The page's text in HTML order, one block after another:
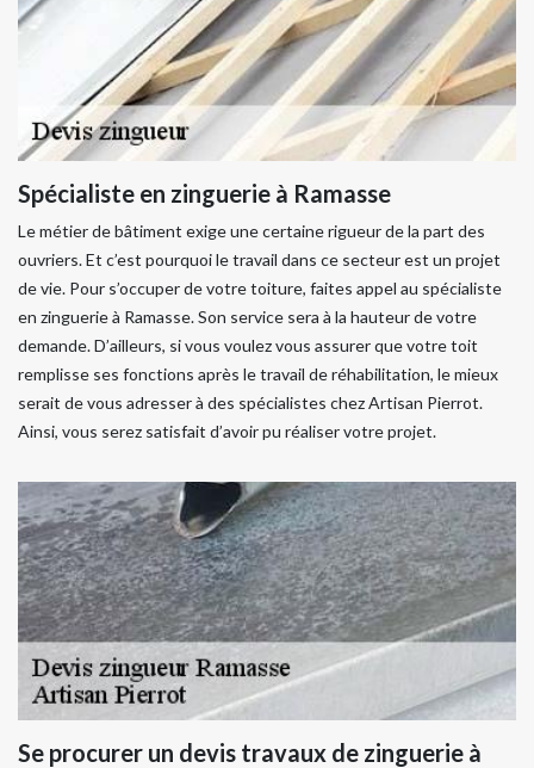
Spécialiste en zinguerie à Ramasse
Le métier de bâtiment exige une certaine rigueur de la part des
ouvriers. Et c’est pourquoi le travail dans ce secteur est un projet
de vie. Pour s’occuper de votre toiture, faites appel au spécialiste
en zinguerie à Ramasse. Son service sera à la hauteur de votre
demande. D’ailleurs, si vous voulez vous assurer que votre toit
remplisse ses fonctions après le travail de réhabilitation, le mieux
serait de vous adresser à des spécialistes chez Artisan Pierrot.
Ainsi, vous serez satisfait d’avoir pu réaliser votre projet.
Se procurer un devis travaux de zinguerie à